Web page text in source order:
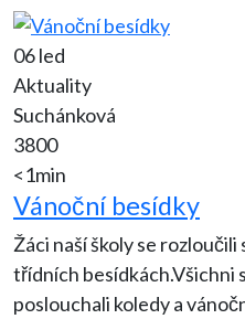
06 led
Aktuality
Suchánková
3800
<1min
Vánoční besídky
Žáci naší školy se
třídních besídkách.Všichni
poslouchali koledy a